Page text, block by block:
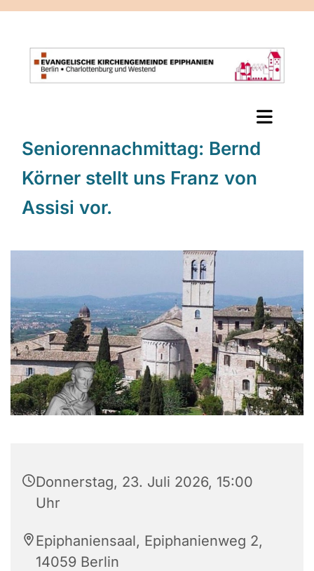
Seniorennachmittag: Bernd
Körner stellt uns Franz von
Assisi vor.
Donnerstag, 23. Juli 2026, 15:00
Uhr
Epiphaniensaal, Epiphanienweg 2,
14059 Berlin